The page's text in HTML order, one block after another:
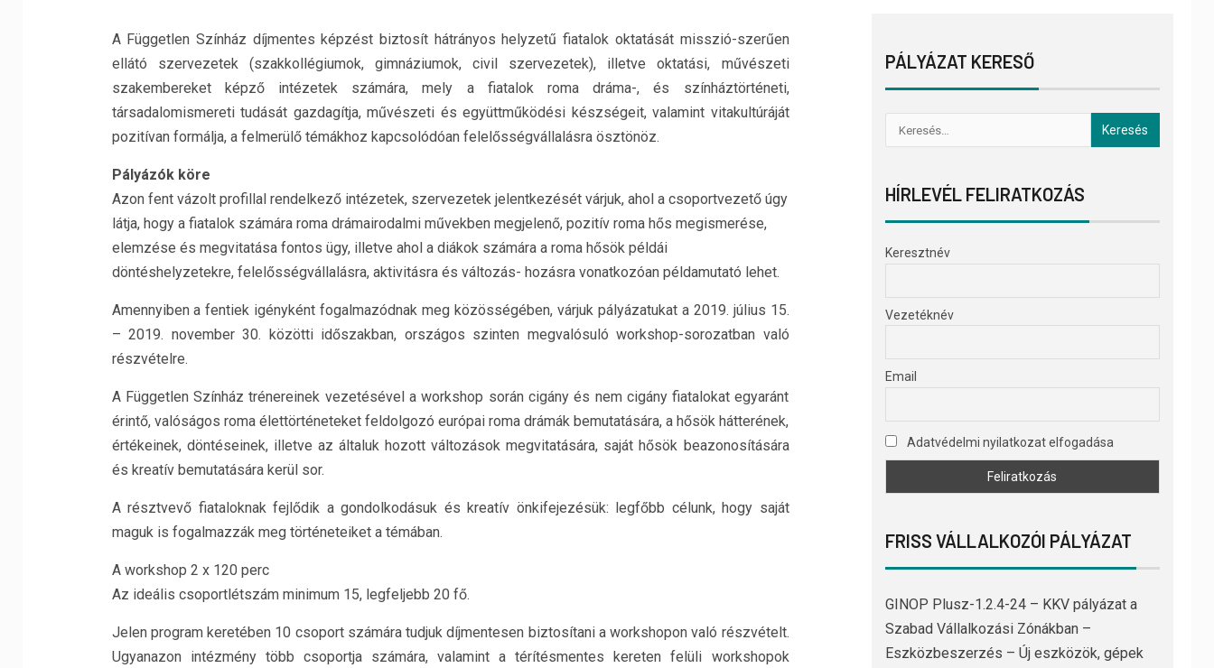
A Független Színház díjmentes képzést biztosít hátrányos helyzetű fiatalok oktatását misszió-szerűen
ellátó szervezetek (szakkollégiumok, gimnáziumok, civil szervezetek), illetve oktatási, művészeti
szakembereket képző intézetek számára, mely a fiatalok roma dráma-, és színháztörténeti,
társadalomismereti tudását gazdagítja, művészeti és együttműködési készségeit, valamint vitakultúráját
pozitívan formálja, a felmerülő témákhoz kapcsolódóan felelősségvállalásra ösztönöz.
Pályázók köre
Azon fent vázolt profillal rendelkező intézetek, szervezetek jelentkezését várjuk, ahol a csoportvezető úgy
látja, hogy a fiatalok számára roma drámairodalmi művekben megjelenő, pozitív roma hős megismerése,
elemzése és megvitatása fontos ügy, illetve ahol a diákok számára a roma hősök példái
döntéshelyzetekre, felelősségvállalásra, aktivitásra és változás- hozásra vonatkozóan példamutató lehet.
Amennyiben a fentiek igényként fogalmazódnak meg közösségében, várjuk pályázatukat a 2019. július 15.
– 2019. november 30. közötti időszakban, országos szinten megvalósuló workshop-sorozatban való
részvételre.
A Független Színház trénereinek vezetésével a workshop során cigány és nem cigány fiatalokat egyaránt
érintő, valóságos roma élettörténeteket feldolgozó európai roma drámák bemutatására, a hősök hátterének,
értékeinek, döntéseinek, illetve az általuk hozott változások megvitatására, saját hősök beazonosítására
és kreatív bemutatására kerül sor.
A résztvevő fiataloknak fejlődik a gondolkodásuk és kreatív önkifejezésük: legfőbb célunk, hogy saját
maguk is fogalmazzák meg történeteiket a témában.
A workshop 2 x 120 perc
Az ideális csoportlétszám minimum 15, legfeljebb 20 fő.
Jelen program keretében 10 csoport számára tudjuk díjmentesen biztosítani a workshopon való részvételt.
Ugyanazon intézmény több csoportja számára, valamint a térítésmentes kereten felüli workshopok
PÁLYÁZAT KERESŐ
HÍRLEVÉL FELIRATKOZÁS
Keresztnév
Vezetéknév
Email
Adatvédelmi nyilatkozat elfogadása
FRISS VÁLLALKOZÓI PÁLYÁZAT
GINOP Plusz-1.2.4-24 – KKV pályázat a
Szabad Vállalkozási Zónákban –
Eszközbeszerzés – Új eszközök, gépek